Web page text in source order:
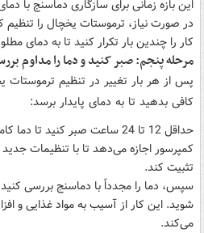
این بازه زمانی برای سازگاری دماسنج با
در صورت نیاز، ترموستات یخچال را
کار را چندین بار تکرار کنید تا به دمای
مرحله پنجم: صبر کنید و دما را مداوم
پس از هر بار تغییر در تنظیم ترموستات
کافی بدهید تا به دمای پایدار برسد:
حداقل 12 تا 24 ساعت صبر کنید تا
کمپرسور اجازه می‌دهد تا با تنظیمات
تثبیت کند.
سپس، دما را مجدداً با دماسنج بررسی
شوید. این کار از آسیب به مواد غذایی و
می‌کند.